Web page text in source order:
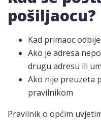
pošiljaocu?
Kad primaoc
Ako je adresa
drugu adresu ili
Ako nije preuzeta
pravilnikom
Pravilnik o općim